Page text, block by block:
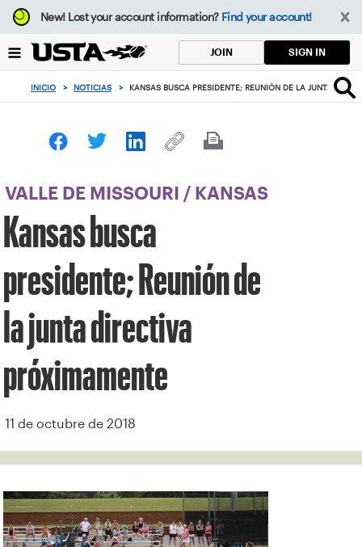
Enfoque
desde
botón
volver
principio
New!Lost your account information? Find your account!
JOIN SIGN IN
INICIO > NOTICIAS > KANSAS BUSCA PRESIDENTE; REUNIÓN DE LA JUNTA
VALLE DE MISSOURI / KANSAS
Kansas busca
presidente; Reunión de
la junta directiva
próximamente
11 de octubre de 2018